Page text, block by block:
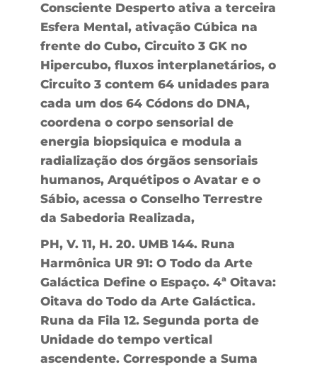
Consciente Desperto ativa a terceira
Esfera Mental, ativação Cúbica na
frente do Cubo, Circuito 3 GK no
Hipercubo, fluxos interplanetários, o
Circuito 3 contem 64 unidades para
cada um dos 64 Códons do DNA,
coordena o corpo sensorial de
energia biopsiquica e modula a
radialização dos órgãos sensoriais
humanos, Arquétipos o Avatar e o
Sábio, acessa o Conselho Terrestre
da Sabedoria Realizada,
PH, V. 11, H. 20. UMB 144. Runa
Harmônica UR 91: O Todo da Arte
Galáctica Define o Espaço. 4ª Oitava:
Oitava do Todo da Arte Galáctica.
Runa da Fila 12. Segunda porta de
Unidade do tempo vertical
ascendente. Corresponde a Suma